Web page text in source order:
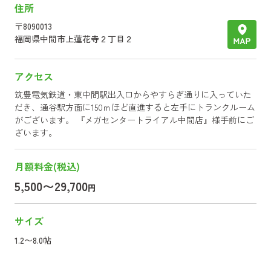
住所
〒8090013
福岡県中間市上蓮花寺２丁目２
アクセス
筑豊電気鉄道・東中間駅出入口からやすらぎ通りに入っていた
だき、通谷駅方面に150ｍほど直進すると左手にトランクルーム
がございます。 『メガセンタートライアル中間店』様手前にご
ざいます。
月額料金(税込)
5,500〜29,700円
サイズ
1.2〜8.0帖